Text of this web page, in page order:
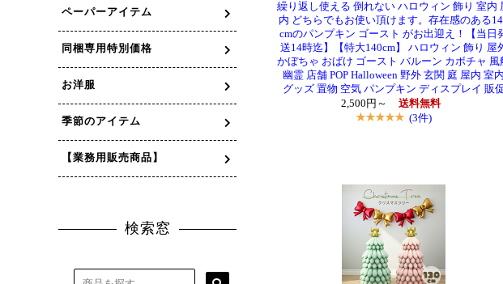
繰り返し使える 倒れない ハロウィン 飾り 室内
内 どちらでもお使い頂けます。存在感のある
cmのパンプキン ゴースト がお出迎え！【当日
送14時迄】【特大140cm】 ハロウィン 飾り 屋
かぼちゃ おばけ ゴースト バルーン カボチャ 風
幽霊 店舗 POP Halloween 野外 玄関 庭 屋内 室内
グッズ 置物 空気 パンプキン ディスプレイ 販
2,500円～
送料無料
(3件)